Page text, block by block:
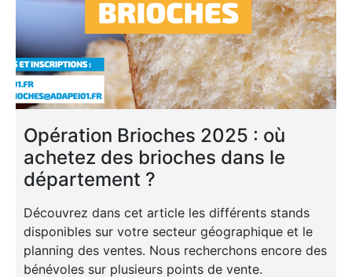
Opération Brioches 2025 : où
achetez des brioches dans le
département ?
Découvrez dans cet article les différents stands
disponibles sur votre secteur géographique et le
planning des ventes. Nous recherchons encore des
bénévoles sur plusieurs points de vente.